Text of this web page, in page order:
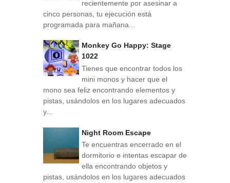
recientemente por asesinar a
cinco personas, tu ejecución está
programada para mañana...
Monkey Go Happy: Stage
1022
Tienes que encontrar todos los
mini monos y hacer que el
mono sea feliz encontrando elementos y
pistas, usándolos en los lugares adecuados
y...
Night Room Escape
Te encuentras encerrado en el
dormitorio e intentas escapar de
ella encontrando objetos y
pistas, usándolos en los lugares adecuados